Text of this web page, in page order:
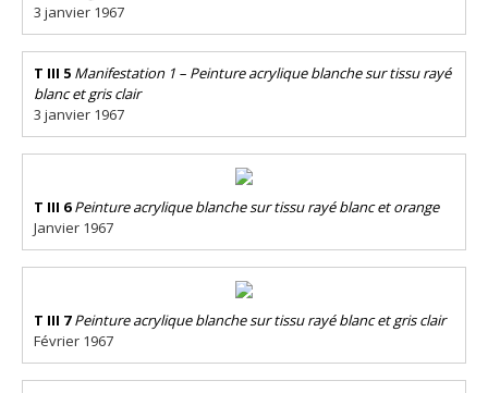
3 janvier 1967
T III 5 Manifestation 1 – Peinture acrylique blanche sur tissu rayé
blanc et gris clair
3 janvier 1967
T III 6 Peinture acrylique blanche sur tissu rayé blanc et orange
Janvier 1967
T III 7 Peinture acrylique blanche sur tissu rayé blanc et gris clair
Février 1967